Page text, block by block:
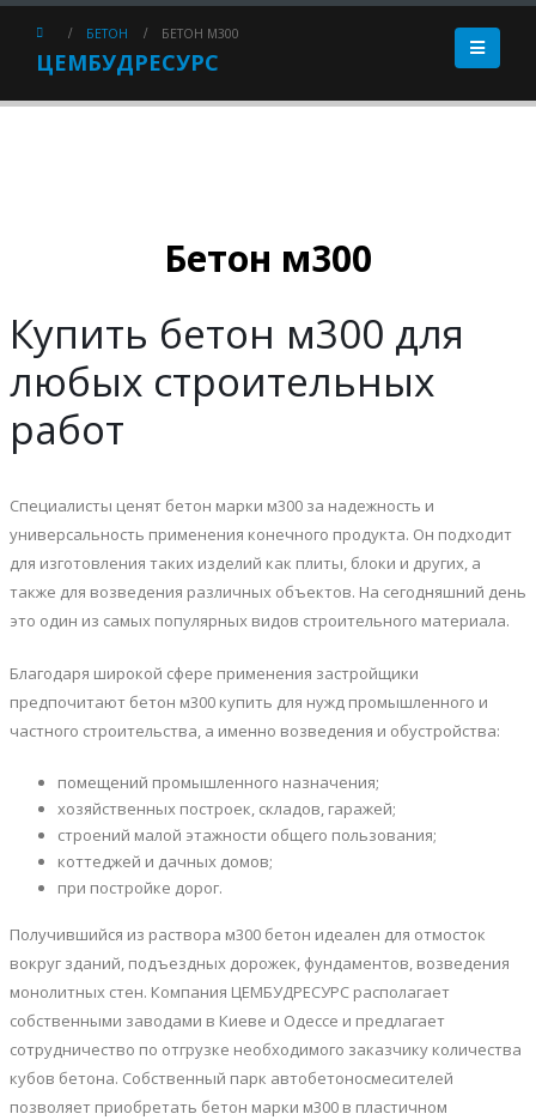
ЦЕМБУДРЕСУРС
БЕТОН БЕТОН М300
Бетон м300
Купить бетон м300 для
любых строительных
работ
Специалисты ценят бетон марки м300 за надежность и
универсальность применения конечного продукта. Он подходит
для изготовления таких изделий как плиты, блоки и других, а
также для возведения различных объектов. На сегодняшний день
это один из самых популярных видов строительного материала.
Благодаря широкой сфере применения застройщики
предпочитают бетон м300 купить для нужд промышленного и
частного строительства, а именно возведения и обустройства:
помещений промышленного назначения;
хозяйственных построек, складов, гаражей;
строений малой этажности общего пользования;
коттеджей и дачных домов;
при постройке дорог.
Получившийся из раствора м300 бетон идеален для отмосток
вокруг зданий, подъездных дорожек, фундаментов, возведения
монолитных стен. Компания ЦЕМБУДРЕСУРС располагает
собственными заводами в Киеве и Одессе и предлагает
сотрудничество по отгрузке необходимого заказчику количества
кубов бетона. Собственный парк автобетоносмесителей
позволяет приобретать бетон марки м300 в пластичном